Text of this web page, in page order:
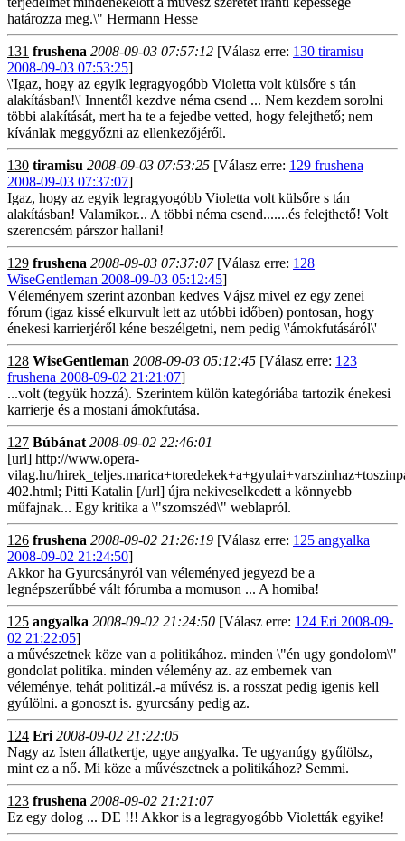
határozza meg.\" Hermann Hesse
131 frushena 2008-09-03 07:57:12 [Válasz erre: 130 tiramisu
2008-09-03 07:53:25]
\'Igaz, hogy az egyik legragyogóbb Violetta volt külsőre s tán
alakításban!\' Innentől kezdve néma csend ... Nem kezdem sorolni
többi alakítását, mert ha te a fejedbe vetted, hogy felejthető; nem
kívánlak meggyőzni az ellenkezőjéről.
130 tiramisu 2008-09-03 07:53:25 [Válasz erre: 129 frushena
2008-09-03 07:37:07]
Igaz, hogy az egyik legragyogóbb Violetta volt külsőre s tán
alakításban! Valamikor... A többi néma csend.......és felejthető! Volt
szerencsém párszor hallani!
129 frushena 2008-09-03 07:37:07[Válasz erre: 128
WiseGentleman 2008-09-03 05:12:45]
Véleményem szerint azonban kedves Vájsz mivel ez egy zenei
fórum (igaz kissé elkurvult lett az utóbbi időben) pontosan, hogy
énekesi karrierjéről kéne beszélgetni, nem pedig \'ámokfutásáról\'
128 WiseGentleman 2008-09-03 05:12:45 [Válasz erre: 123
frushena 2008-09-02 21:21:07]
...volt (tegyük hozzá). Szerintem külön kategóriába tartozik énekesi
karrierje és a mostani ámokfutása.
127 Búbánat 2008-09-02 22:46:01
[url] http://www.opera-
vilag.hu/
402.html; Pitti Katalin [/url] újra nekiveselkedett a könnyebb
műfajnak... Egy kritika a \"szomszéd\" weblapról.
126 frushena 2008-09-02 21:26:19 [Válasz erre: 125 angyalka
2008-09-02 21:24:50]
Akkor ha Gyurcsányról van véleményed jegyezd be a
legnépszerűbbé vált fórumba a momuson ... A homiba!
125 angyalka 2008-09-02 21:24:50 [Válasz erre: 124 Eri 2008-09-
02 21:22:05]
a művészetnek köze van a politikához. minden \"én ugy gondolom\"
gondolat politika. minden vélemény az. az embernek van
véleménye, tehát politizál.-a művész is. a rosszat pedig igenis kell
gyúlölni. a gonoszt is. gyurcsány pedig az.
124 Eri 2008-09-02 21:22:05
Nagy az Isten állatkertje, ugye angyalka. Te ugyanúgy gyűlölsz,
mint ez a nő. Mi köze a művészetnek a politikához? Semmi.
123 frushena 2008-09-02 21:21:07
Ez egy dolog ... DE !!! Akkor is a legragyogóbb Violetták egyike!